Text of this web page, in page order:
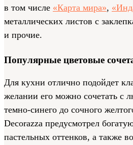
в том числе «Карта мира»,
металлических листов с
и прочие.
Популярные цветовые
Для кухни отлично подойдет
желании его можно сочетать с
темно-синего до сочного
Decorazza предусмотрел
пастельных оттенков, а также